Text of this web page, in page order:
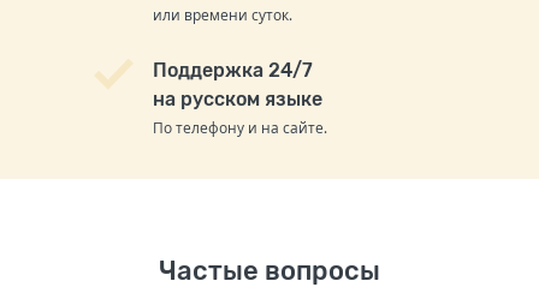
или времени суток.
Поддержка 24/7
на русском языке
По телефону и на сайте.
Частые вопросы